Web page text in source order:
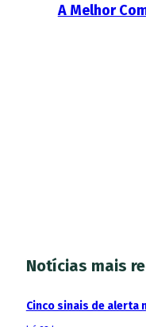
A Melhor
Notícias mais
Cinco sinais de alerta